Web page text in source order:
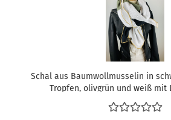
Schal aus Baumwollmusselin in
Tropfen, olivgrün und weiß mit